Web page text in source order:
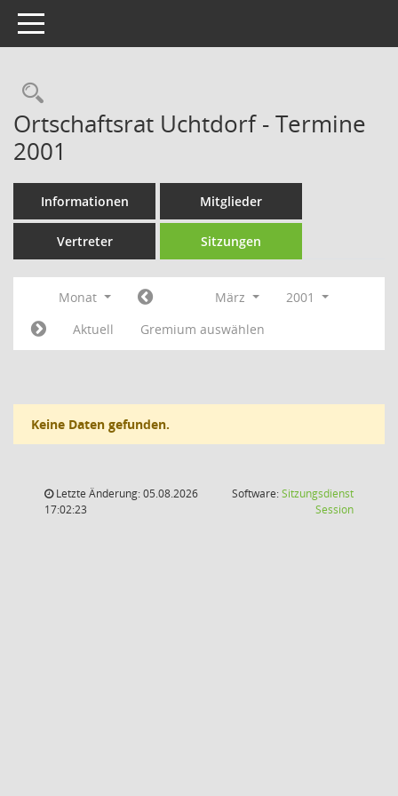
Toggle navigation
Rechercheauswahl
Ortschaftsrat Uchtdorf - Termine
2001
Informationen Mitglieder
Vertreter Sitzungen
Monat März
2001
Aktuell
Gremium auswählen
Keine Daten gefunden.
Letzte Änderung: 05.08.2026
17:02:23
Software:Sitzungsdienst
Session(Wird in